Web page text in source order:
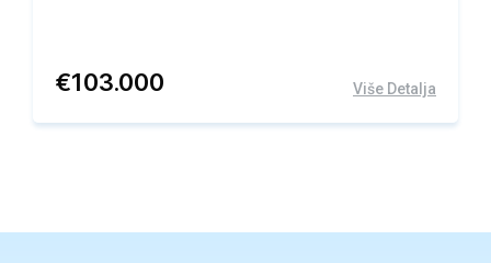
€103.000 Više Detalja